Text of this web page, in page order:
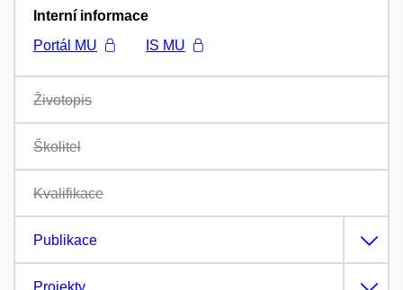
Interní informace
Portál MU
IS MU
Životopis
Školitel
Kvalifikace
Publikace